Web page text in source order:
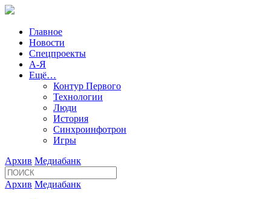
Главное
Новости
Спецпроекты
А-Я
Ещё…
Контур Первого
Технологии
Люди
История
Синхроинфотрон
Игры
Архив Медиабанк
Архив Медиабанк